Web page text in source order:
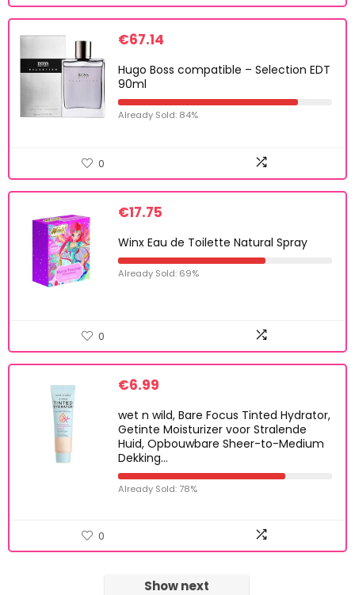
€67.14
Hugo Boss compatible – Selection EDT
90ml
Already Sold: 84%
0
€17.75
Winx Eau de Toilette Natural Spray
Already Sold: 69%
0
€6.99
wet n wild, Bare Focus Tinted Hydrator,
Getinte Moisturizer voor Stralende
Huid, Opbouwbare Sheer-to-Medium
Dekking…
Already Sold: 78%
0
Show next